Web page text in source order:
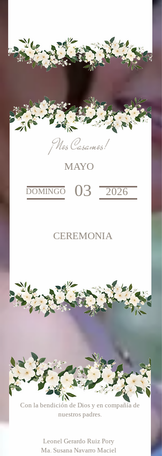
¡Nos Casamos!
MAYO
DOMINGO 03 2026
CEREMONIA
Con la bendición de Dios y en compañía de
nuestros padres.
Leonel Gerardo Ruiz Pory
Ma. Susana Navarro Maciel